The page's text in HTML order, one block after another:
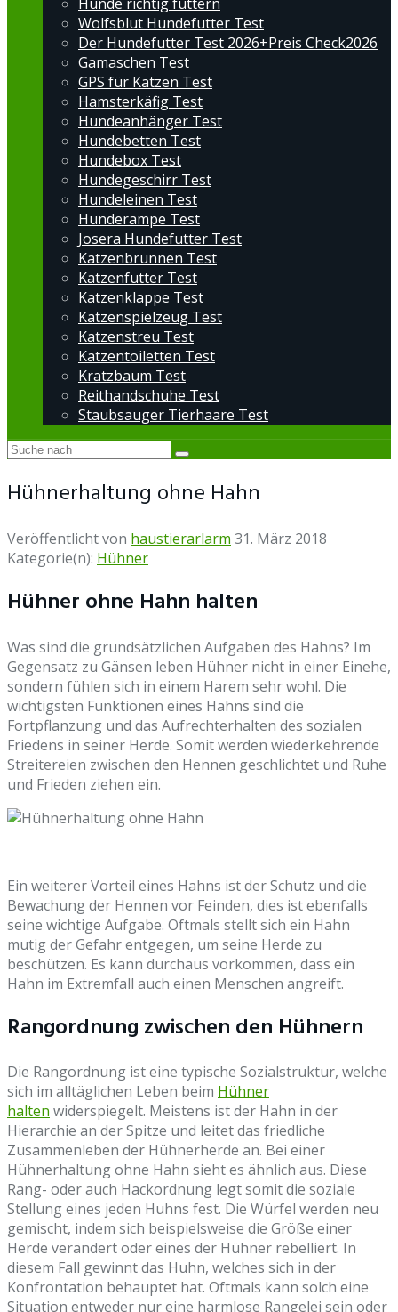
Wolfsblut Hundefutter Test
Der Hundefutter Test 2026+Preis Check2026
Gamaschen Test
GPS für Katzen Test
Hamsterkäfig Test
Hundeanhänger Test
Hundebetten Test
Hundebox Test
Hundegeschirr Test
Hundeleinen Test
Hunderampe Test
Josera Hundefutter Test
Katzenbrunnen Test
Katzenfutter Test
Katzenklappe Test
Katzenspielzeug Test
Katzenstreu Test
Katzentoiletten Test
Kratzbaum Test
Reithandschuhe Test
Staubsauger Tierhaare Test
Hühnerhaltung ohne Hahn
Veröffentlicht von haustierarlarm 31. März 2018
Kategorie(n): Hühner
Hühner ohne Hahn halten
Was sind die grundsätzlichen Aufgaben des Hahns? Im
Gegensatz zu Gänsen leben Hühner nicht in einer Einehe,
sondern fühlen sich in einem Harem sehr wohl. Die
wichtigsten Funktionen eines Hahns sind die
Fortpflanzung und das Aufrechterhalten des sozialen
Friedens in seiner Herde. Somit werden wiederkehrende
Streitereien zwischen den Hennen geschlichtet und Ruhe
und Frieden ziehen ein.
Ein weiterer Vorteil eines Hahns ist der Schutz und die
Bewachung der Hennen vor Feinden, dies ist ebenfalls
seine wichtige Aufgabe. Oftmals stellt sich ein Hahn
mutig der Gefahr entgegen, um seine Herde zu
beschützen. Es kann durchaus vorkommen, dass ein
Hahn im Extremfall auch einen Menschen angreift.
Rangordnung zwischen den Hühnern
Die Rangordnung ist eine typische Sozialstruktur, welche
sich im alltäglichen Leben beim Hühner
halten widerspiegelt. Meistens ist der Hahn in der
Hierarchie an der Spitze und leitet das friedliche
Zusammenleben der Hühnerherde an. Bei einer
Hühnerhaltung ohne Hahn sieht es ähnlich aus. Diese
Rang- oder auch Hackordnung legt somit die soziale
Stellung eines jeden Huhns fest. Die Würfel werden neu
gemischt, indem sich beispielsweise die Größe einer
Herde verändert oder eines der Hühner rebelliert. In
diesem Fall gewinnt das Huhn, welches sich in der
Konfrontation behauptet hat. Oftmals kann solch eine
Situation entweder nur eine harmlose Rangelei sein oder